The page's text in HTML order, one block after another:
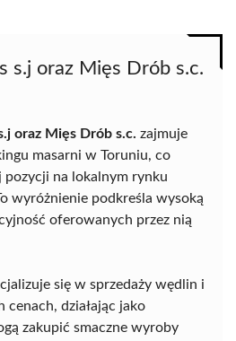
s.j oraz Mięs Drób s.c.
oraz Mięs Drób s.c. zajmuje
masarni w Toruniu, co
pozycji na lokalnym rynku
wyróżnienie podkreśla wysoką
oferowanych przez nią
się w sprzedaży wędlin i
cenach, działając jako
zakupić smaczne wyroby